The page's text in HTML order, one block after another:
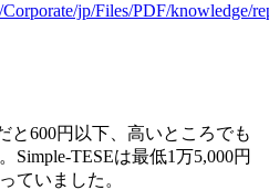
jp/Files/PDF/knowledge/
と600円以下、高いところでも
Simple-TESEは最低1万5,000円
ていました。